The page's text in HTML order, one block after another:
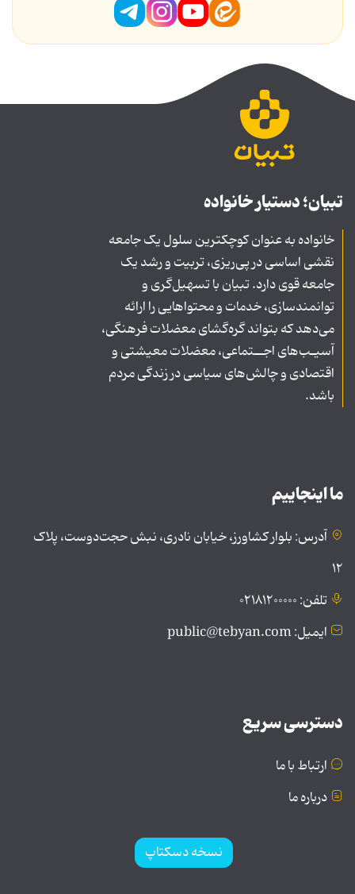
تبیان؛ دستیار خانواده
خانواده به عنوان کوچکترین سلول یک جامعه
نقشی اساسی در پی‌ریزی، تربیت و رشد یک
جامعه قوی دارد. تبیان با تسهیل‌گری و
توانمندسازی، خدمات و محتواهایی را ارائه
می‌دهد که بتواند گره‌گشای معضلات فرهنگی،
آسیـب‌های اجــتماعی، معضلات معیشتی و
اقتصادی و چالش‌های سیاسی در زندگی مردم
باشد.
ما اینجاییم
آدرس: بلوار کشاورز، خیابان نادری، نبش حجت‌دوست، پلاک
۱۲
تلفن: ۰۲۱۸۱۲۰۰۰۰۰
ایمیل: public@tebyan.com
دسترسی سریع
ارتباط با ما
درباره ما
نسخه دسکتاپ